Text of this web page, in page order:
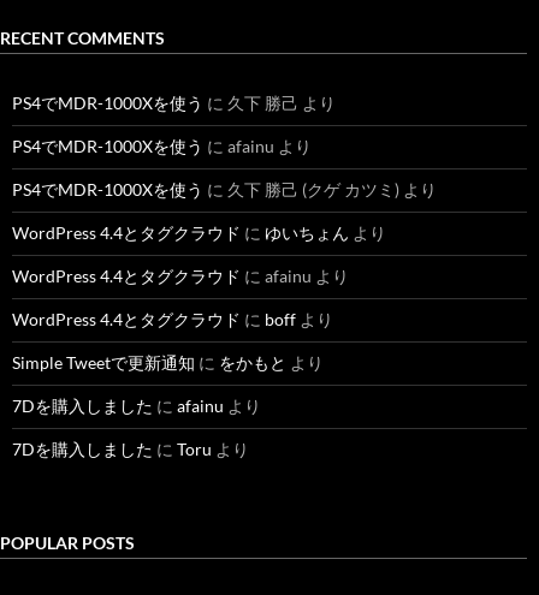
RECENT COMMENTS
PS4でMDR-1000Xを使う に 久下 勝己 より
PS4でMDR-1000Xを使う に afainu より
PS4でMDR-1000Xを使う に 久下 勝己 (クゲ カツミ) より
WordPress 4.4とタグクラウド に ゆいちょん より
WordPress 4.4とタグクラウド に afainu より
WordPress 4.4とタグクラウド に boff より
Simple Tweetで更新通知 に をかもと より
7Dを購入しました に afainu より
7Dを購入しました に Toru より
POPULAR POSTS